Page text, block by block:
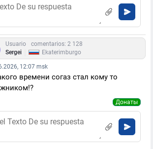
Usuario
comentarios: 2 128
Sergei
Ekaterimburgo
12:07 msk
времени согаз стал кому то
Донаты